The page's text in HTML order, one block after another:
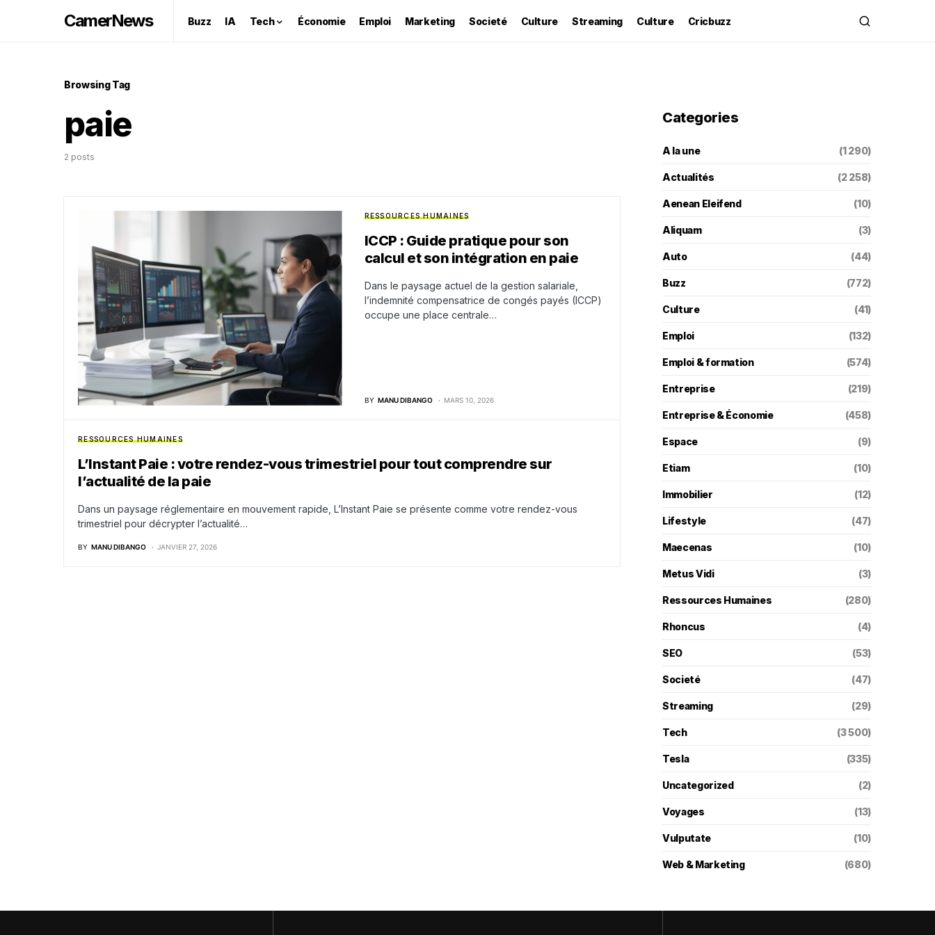
CamerNews Buzz IA Tech Économie Emploi Marketing Societé Culture Streaming Culture Cricbuzz
Browsing Tag
paie
2 posts
RESSOURCES HUMAINES
ICCP : Guide pratique pour son
calcul et son intégration en paie
Dans le paysage actuel de la gestion salariale,
l’indemnité compensatrice de congés payés (ICCP)
occupe une place centrale…
BY MANU DIBANGO MARS 10, 2026
RESSOURCES HUMAINES
L’Instant Paie : votre rendez-vous trimestriel pour tout comprendre sur
l’actualité de la paie
Dans un paysage réglementaire en mouvement rapide, L’Instant Paie se présente comme votre rendez-vous
trimestriel pour décrypter l’actualité…
BY MANU DIBANGO JANVIER 27, 2026
Categories
A la une (1 290)
Actualités (2 258)
Aenean Eleifend (10)
Aliquam (3)
Auto (44)
Buzz (772)
Culture (41)
Emploi (132)
Emploi & formation (574)
Entreprise (219)
Entreprise & Économie (458)
Espace (9)
Etiam (10)
Immobilier (12)
Lifestyle (47)
Maecenas (10)
Metus Vidi (3)
Ressources Humaines (280)
Rhoncus (4)
SEO (53)
Societé (47)
Streaming (29)
Tech (3 500)
Tesla (335)
Uncategorized (2)
Voyages (13)
Vulputate (10)
Web & Marketing (680)